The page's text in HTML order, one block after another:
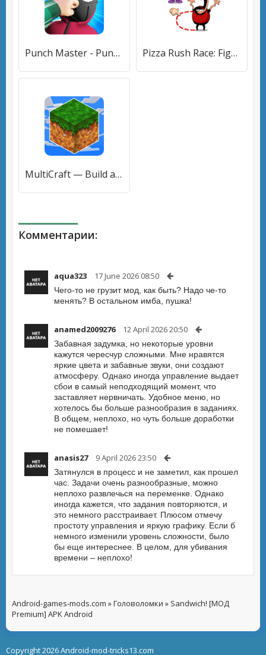
Punch Master - Punching Game [МОД Mega Pack] APK Android Pizza Rush Race: Fighting Boss (Пицца Раш Рейс) [МОД Premium] APK Android
MultiCraft — Build and Mine! [МОД Много денег] APK Android
Комментарии:
aqua323 17 June 2026 08:50
Чего-то не грузит мод, как быть? Надо че-то
менять? В остальном имба, пушка!
anamed2009276 12 April 2026 20:50
Забавная задумка, но некоторые уровни
кажутся чересчур сложными. Мне нравятся
яркие цвета и забавные звуки, они создают
атмосферу. Однако иногда управление выдает
сбои в самый неподходящий момент, что
заставляет нервничать. Удобное меню, но
хотелось бы больше разнообразия в заданиях.
В общем, неплохо, но чуть больше доработки
не помешает!
anasis27 9 April 2026 23:50
Затянулся в процесс и не заметил, как прошел
час. Задачи очень разнообразные, можно
неплохо развлечься на переменке. Однако
иногда кажется, что задания повторяются, и
это немного расстраивает. Плюсом отмечу
простоту управления и яркую графику. Если б
немного изменили уровень сложности, было
бы еще интереснее. В целом, для убивания
времени – неплохо!
Android-games-mods.com »Головоломки » Sandwich! [МОД
Premium] APK Android
Copyright 2026 Android-mod-tricks13.com